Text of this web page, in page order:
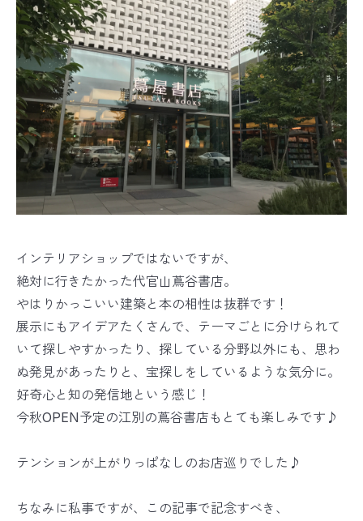
インテリアショップではないですが、
絶対に行きたかった代官山蔦谷書店。
やはりかっこいい建築と本の相性は抜群です！
展示にもアイデアたくさんで、テーマごとに分けられて
いて探しやすかったり、探している分野以外にも、思わ
ぬ発見があったりと、宝探しをしているような気分に。
好奇心と知の発信地という感じ！
今秋OPEN予定の江別の蔦谷書店もとても楽しみです♪
テンションが上がりっぱなしのお店巡りでした♪
ちなみに私事ですが、この記事で記念すべき、